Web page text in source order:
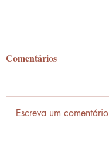
Palavra-ônibus
Comentários
Escreva um comentário